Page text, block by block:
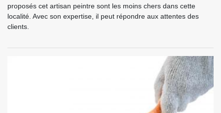
proposés cet artisan peintre sont les moins chers dans cette
localité. Avec son expertise, il peut répondre aux attentes des
clients.